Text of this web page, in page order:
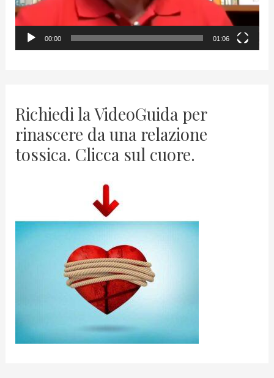
a
y
00:00 01:06
Richiedi la VideoGuida per
rinascere da una relazione
tossica. Clicca sul cuore.